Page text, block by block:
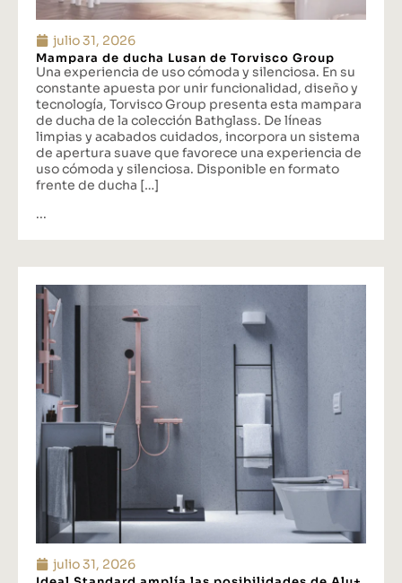
julio 31, 2026
Mampara de ducha Lusan de Torvisco Group
Una experiencia de uso cómoda y silenciosa. En su
constante apuesta por unir funcionalidad, diseño y
tecnología, Torvisco Group presenta esta mampara
de ducha de la colección Bathglass. De líneas
limpias y acabados cuidados, incorpora un sistema
de apertura suave que favorece una experiencia de
uso cómoda y silenciosa. Disponible en formato
frente de ducha […]
...
julio 31, 2026